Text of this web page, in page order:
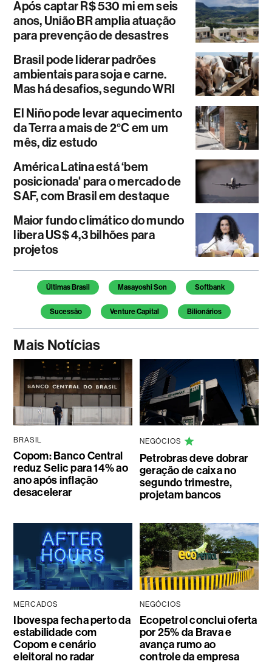
Após captar R$ 530 mi em seis
anos, União BR amplia atuação
para prevenção de desastres
Brasil pode liderar padrões
ambientais para soja e carne.
Mas há desafios, segundo WRI
El Niño pode levar aquecimento
da Terra a mais de 2°C em um
mês, diz estudo
América Latina está ‘bem
posicionada' para o mercado de
SAF, com Brasil em destaque
Maior fundo climático do mundo
libera US$ 4,3 bilhões para
projetos
Temas deste artigo
Últimas Brasil Masayoshi Son Softbank
Sucessão Venture Capital Bilionários
Mais Notícias
BRASIL
Copom: Banco Central
reduz Selic para 14% ao
ano após inflação
desacelerar
NEGÓCIOS
Petrobras deve dobrar
geração de caixa no
segundo trimestre,
projetam bancos
MERCADOS
Ibovespa fecha perto da
estabilidade com
Copom e cenário
eleitoral no radar
NEGÓCIOS
Ecopetrol conclui oferta
por 25% da Brava e
avança rumo ao
controle da empresa